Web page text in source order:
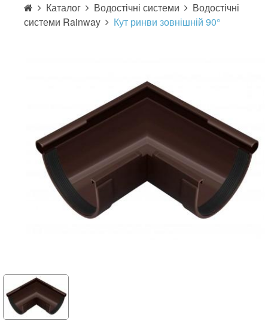
Каталог Водостічні системи
Водостічні
системи Rainway
Кут ринви зовнішній 90°